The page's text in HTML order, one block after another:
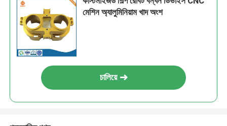
মেশিন অ্যালুমিনিয়াম খাদ অংশ
চালিয়ে